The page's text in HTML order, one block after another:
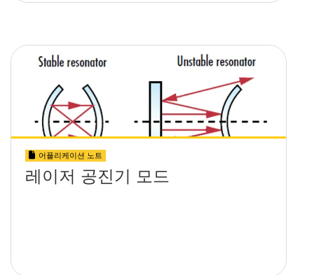
어플리케이션 노트
레이저 공진기 모드